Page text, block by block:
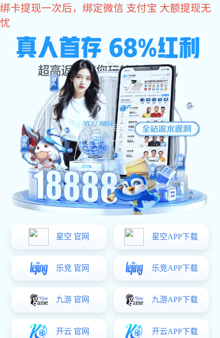
美彩国际
防止压铸模具热处理变形、开裂的方法？
发布时间：2022-06-25
锌合金压铸件目前广泛应用于各种装饰方面。而锌合金压铸
件最常见的缺陷是表面起泡。缺陷表征：压铸件表面有突起
小泡、压铸出来就发现、抛光或加工后显露出来、喷 油或
电镀后出现。
锌合金压铸件目前广泛应用于各种装饰方面。而锌合金压铸件最
铸出来就发现、抛光或加工后显露出来、喷 油或电镀后出现。
产生原因：
锌合金成分中有害杂质：铅、镉、锡会聚集在晶粒交界处导致晶
受晶间腐蚀的部位会膨胀而将镀层顶起，造成铸件表面起泡。特